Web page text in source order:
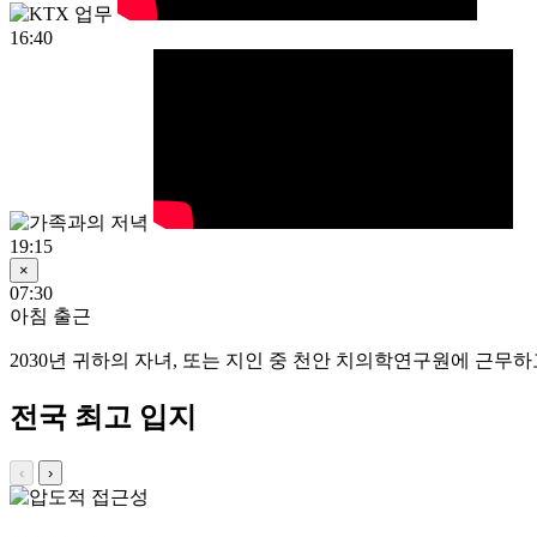
16:40
19:15
×
07:30
아침 출근
2030년 귀하의 자녀, 또는 지인 중 천안 치의학연구원에 근무
전국 최고 입지
‹ ›